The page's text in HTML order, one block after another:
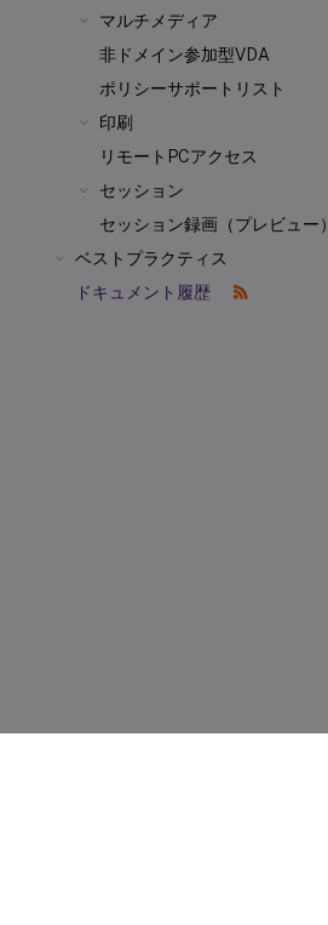
マルチメディア
非ドメイン参加型VDA
ポリシーサポートリスト
印刷
リモートPCアクセス
セッション
セッション録画（プレビュー）
ベストプラクティス
ドキュメント履歴